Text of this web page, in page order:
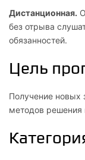
Дистанционная.
без отрыва
обязанностей.
Цель
Получение новых
методов решения